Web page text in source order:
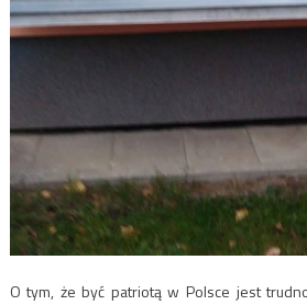
O tym, że być patriotą w Polsce jest